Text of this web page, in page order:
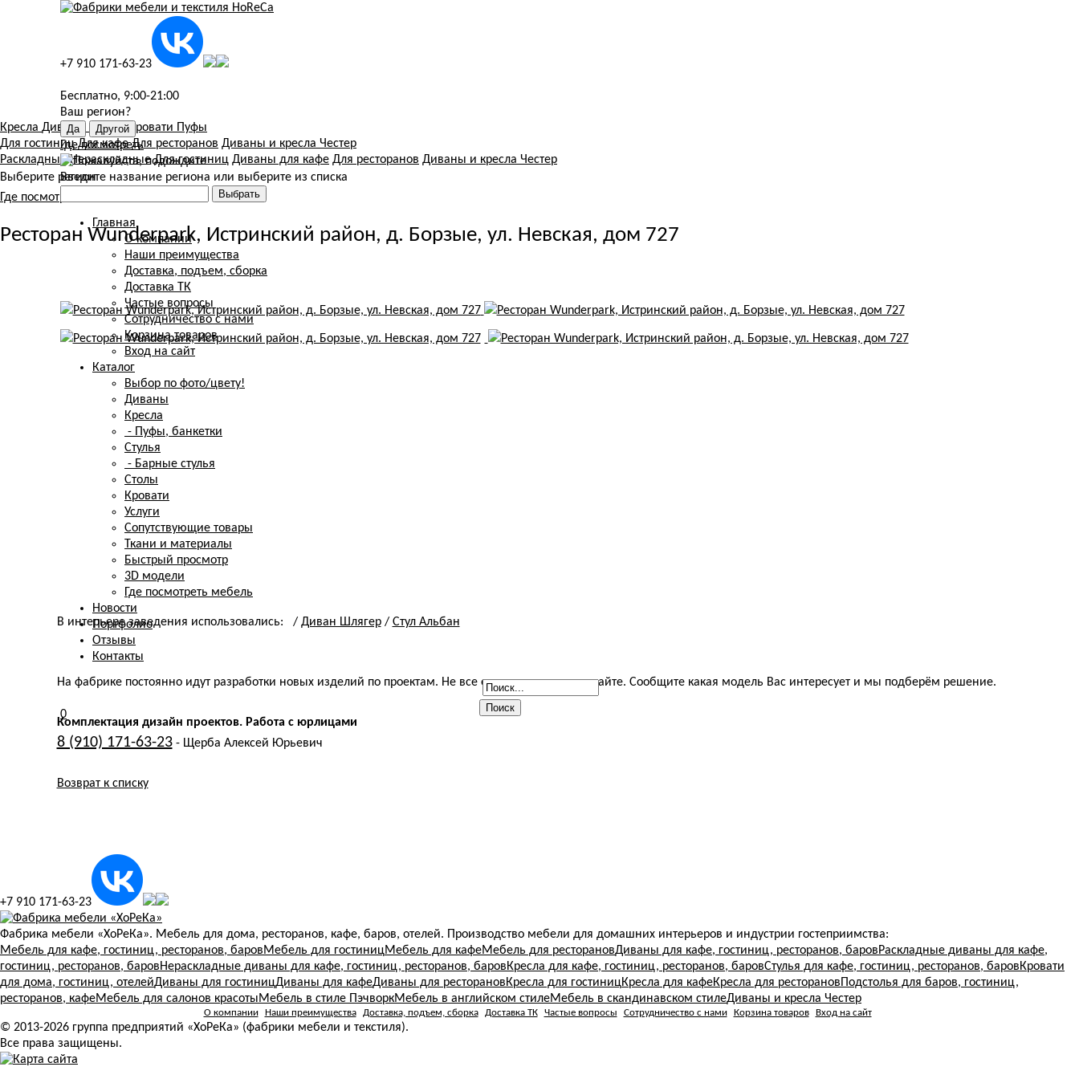
+7 910 171-63-23
Бесплатно, 9:00-21:00
Ваш регион?
Где посмотреть
Введите название региона или выберите из списка
Главная
О компании
Наши преимущества
Доставка, подъем, сборка
Доставка ТК
Частые вопросы
Сотрудничество с нами
Корзина товаров
Вход на сайт
Каталог
Выбор по фото/цвету!
Диваны
Кресла
- Пуфы, банкетки
Стулья
- Барные стулья
Столы
Кровати
Услуги
Сопутствующие товары
Ткани и материалы
Быстрый просмотр
3D модели
Где посмотреть мебель
Новости
Портфолио
Отзывы
Контакты
0
Кресла Диваны СтульяКровати Пуфы
Для гостиниц Для кафе Для ресторанов Диваны и кресла Честер
Раскладные Нераскладные Для гостиниц Диваны для кафе Для ресторанов Диваны и кресла Честер
Выберите регион
Где посмотреть мебель
Ресторан Wunderpark, Истринский район, д. Борзые, ул. Невская, дом 727
В интерьере заведения использовались: / Диван Шлягер/ Стул Альбан
На фабрике постоянно идут разработки новых изделий по проектам. Не все они выставлены на сайте. Сообщите какая модель Вас интересует и мы подберём решение.
Комплектация дизайн проектов. Работа с юрлицами
8 (910) 171-63-23- Щерба Алексей Юрьевич
Возврат к списку
+7 910 171-63-23
Фабрика мебели «ХоРеКа». Мебель для дома, ресторанов, кафе, баров, отелей. Производство мебели для домашних интерьеров и индустрии гостеприимства:
Мебель для кафе, гостиниц, ресторанов, баровМебель для гостиницМебель для кафеМебель для ресторановДиваны для кафе, гостиниц, ресторанов, баровРаскладные диваны для кафе,
гостиниц, ресторанов, баровНераскладные диваны для кафе, гостиниц, ресторанов, баровКресла для кафе, гостиниц, ресторанов, баровСтулья для кафе, гостиниц, ресторанов, баровКровати
для дома, гостиниц, отелейДиваны для гостиницДиваны для кафеДиваны для ресторановКресла для гостиницКресла для кафеКресла для ресторанов Подстолья для баров, гостиниц,
ресторанов, кафеМебель для салонов красотыМебель в стиле ПэчворкМебель в английском стилеМебель в скандинавском стилеДиваны и кресла Честер
О компании Наши преимущества Доставка, подъем, сборка Доставка ТК Частые вопросы Сотрудничество с нами Корзина товаров Вход на сайт
© 2013-2026 группа предприятий «ХоРеКа» (фабрики мебели и текстиля).
Все права защищены.